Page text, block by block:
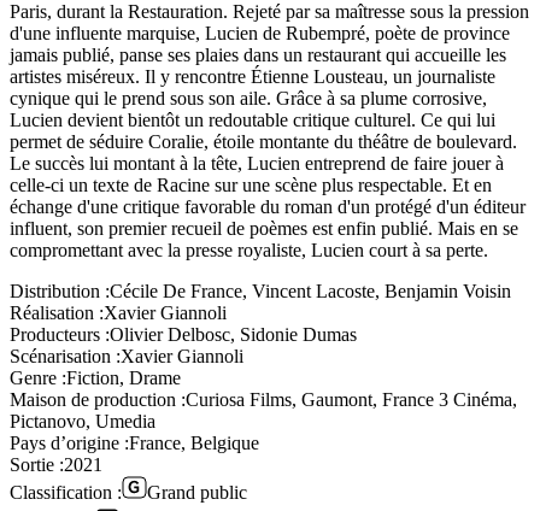
Paris, durant la Restauration. Rejeté par sa maîtresse sous la pression
d'une influente marquise, Lucien de Rubempré, poète de province
jamais publié, panse ses plaies dans un restaurant qui accueille les
artistes miséreux. Il y rencontre Étienne Lousteau, un journaliste
cynique qui le prend sous son aile. Grâce à sa plume corrosive,
Lucien devient bientôt un redoutable critique culturel. Ce qui lui
permet de séduire Coralie, étoile montante du théâtre de boulevard.
Le succès lui montant à la tête, Lucien entreprend de faire jouer à
celle-ci un texte de Racine sur une scène plus respectable. Et en
échange d'une critique favorable du roman d'un protégé d'un éditeur
influent, son premier recueil de poèmes est enfin publié. Mais en se
compromettant avec la presse royaliste, Lucien court à sa perte.
Distribution :Cécile De France, Vincent Lacoste, Benjamin Voisin
Réalisation :Xavier Giannoli
Producteurs :Olivier Delbosc, Sidonie Dumas
Scénarisation :Xavier Giannoli
Genre :Fiction, Drame
Maison de production :Curiosa Films, Gaumont, France 3 Cinéma,
Pictanovo, Umedia
Pays d’origine :France, Belgique
Sortie :2021
Classification :
Grand public